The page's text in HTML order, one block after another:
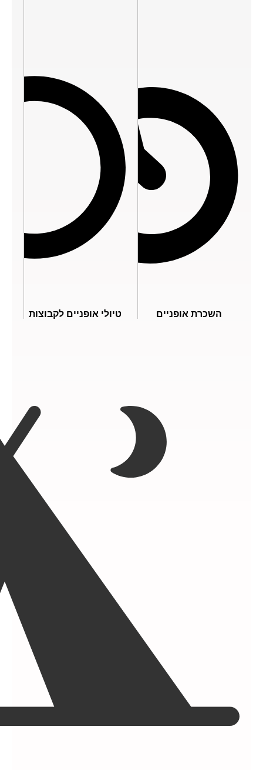
השכרת אופניים טיולי אופניים לקבוצות